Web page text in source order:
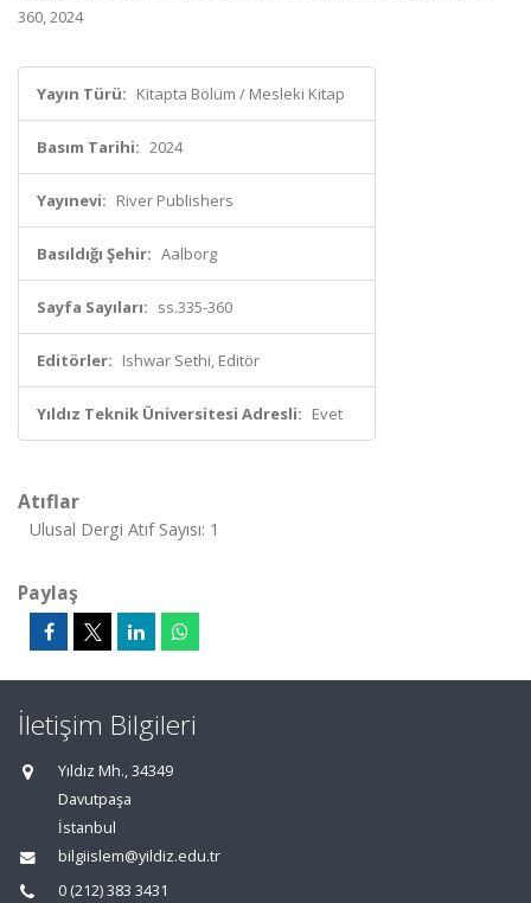
360, 2024
Yayın Türü: Kitapta Bölüm / Mesleki Kitap
Basım Tarihi: 2024
Yayınevi: River Publishers
Basıldığı Şehir: Aalborg
Sayfa Sayıları: ss.335-360
Editörler: Ishwar Sethi, Editör
Yıldız Teknik Üniversitesi Adresli: Evet
Atıflar
Ulusal Dergi Atıf Sayısı: 1
Paylaş
İletişim Bilgileri
Yıldız Mh., 34349
Davutpaşa
İstanbul
bilgiislem@yildiz.edu.tr
0 (212) 383 3431